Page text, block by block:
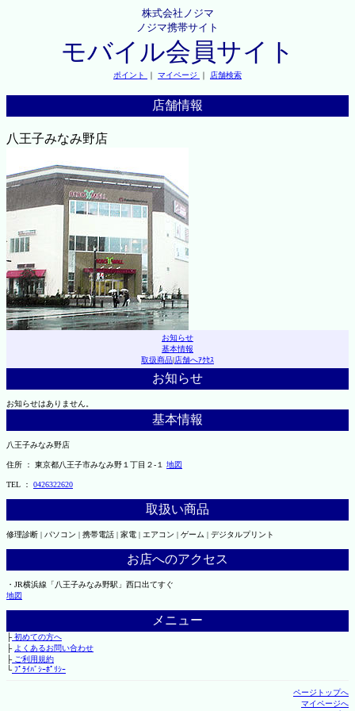
株式会社ノジマ
ノジマ携帯サイト
モバイル会員サイト
ポイント ｜ マイページ ｜ 店舗検索
店舗情報
八王子みなみ野店
お知らせ
基本情報
取扱商品|店舗へｱｸｾｽ
お知らせ
お知らせはありません。
基本情報
八王子みなみ野店
住所 ： 東京都八王子市みなみ野１丁目２-１ 地図
TEL ： 0426322620
取扱い商品
修理診断 | パソコン | 携帯電話 | 家電 | エアコン | ゲーム | デジタルプリント
お店へのアクセス
・JR横浜線「八王子みなみ野駅」西口出てすぐ
地図
メニュー
├初めての方へ
├ よくあるお問い合わせ
├ご利用規約
└ﾌﾟﾗｲﾊﾞｼｰﾎﾟﾘｼｰ
ページトップへ
マイページへ